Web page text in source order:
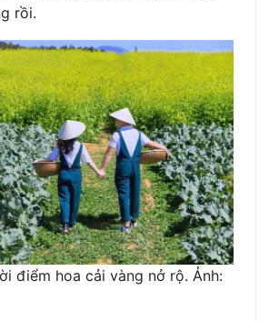
rồi.
điểm hoa cải vàng nở rộ. Ảnh: